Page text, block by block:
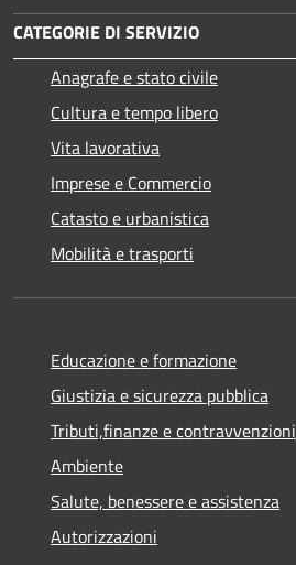
CATEGORIE DI SERVIZIO
Anagrafe e stato civile
Cultura e tempo libero
Vita lavorativa
Imprese e Commercio
Catasto e urbanistica
Mobilità e trasporti
Educazione e formazione
Giustizia e sicurezza pubblica
Tributi,finanze e contravvenzioni
Ambiente
Salute, benessere e assistenza
Autorizzazioni